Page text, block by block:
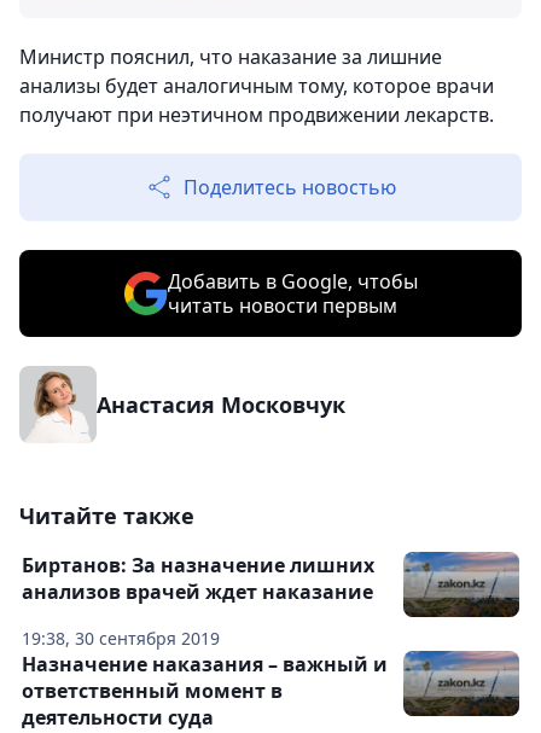
Министр пояснил, что наказание за лишние
анализы будет аналогичным тому, которое врачи
получают при неэтичном продвижении лекарств.
Поделитесь новостью
Добавить в Google, чтобы
читать новости первым
Анастасия Московчук
Читайте также
19:38, 30 сентября 2019
Биртанов: За назначение лишних
анализов врачей ждет наказание
Назначение наказания – важный и
ответственный момент в
деятельности суда